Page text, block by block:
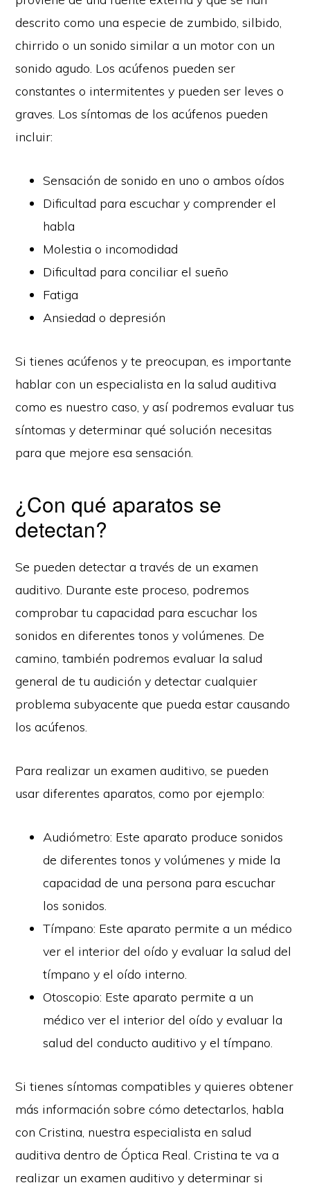
descrito como una especie de zumbido, silbido,
chirrido o un sonido similar a un motor con un
sonido agudo. Los acúfenos pueden ser
constantes o intermitentes y pueden ser leves o
graves. Los síntomas de los acúfenos pueden
incluir:
Sensación de sonido en uno o ambos oídos
Dificultad para escuchar y comprender el
habla
Molestia o incomodidad
Dificultad para conciliar el sueño
Fatiga
Ansiedad o depresión
Si tienes acúfenos y te preocupan, es importante
hablar con un especialista en la salud auditiva
como es nuestro caso, y así podremos evaluar tus
síntomas y determinar qué solución necesitas
para que mejore esa sensación.
¿Con qué aparatos se
detectan?
Se pueden detectar a través de un examen
auditivo. Durante este proceso, podremos
comprobar tu capacidad para escuchar los
sonidos en diferentes tonos y volúmenes. De
camino, también podremos evaluar la salud
general de tu audición y detectar cualquier
problema subyacente que pueda estar causando
los acúfenos.
Para realizar un examen auditivo, se pueden
usar diferentes aparatos, como por ejemplo:
Audiómetro: Este aparato produce sonidos
de diferentes tonos y volúmenes y mide la
capacidad de una persona para escuchar
los sonidos.
Tímpano: Este aparato permite a un médico
ver el interior del oído y evaluar la salud del
tímpano y el oído interno.
Otoscopio: Este aparato permite a un
médico ver el interior del oído y evaluar la
salud del conducto auditivo y el tímpano.
Si tienes síntomas compatibles y quieres obtener
más información sobre cómo detectarlos, habla
con Cristina, nuestra especialista en salud
auditiva dentro de Óptica Real. Cristina te va a
realizar un examen auditivo y determinar si